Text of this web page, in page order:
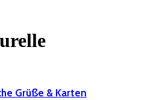
Grüße & Karten